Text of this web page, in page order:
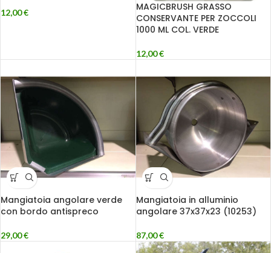
12,00€
MAGICBRUSH GRASSO
CONSERVANTE PER ZOCCOLI
1000 ML COL. VERDE
12,00€
Mangiatoia angolare verde
con bordo antispreco
29,00€
Mangiatoia in alluminio
angolare 37x37x23 (10253)
87,00€